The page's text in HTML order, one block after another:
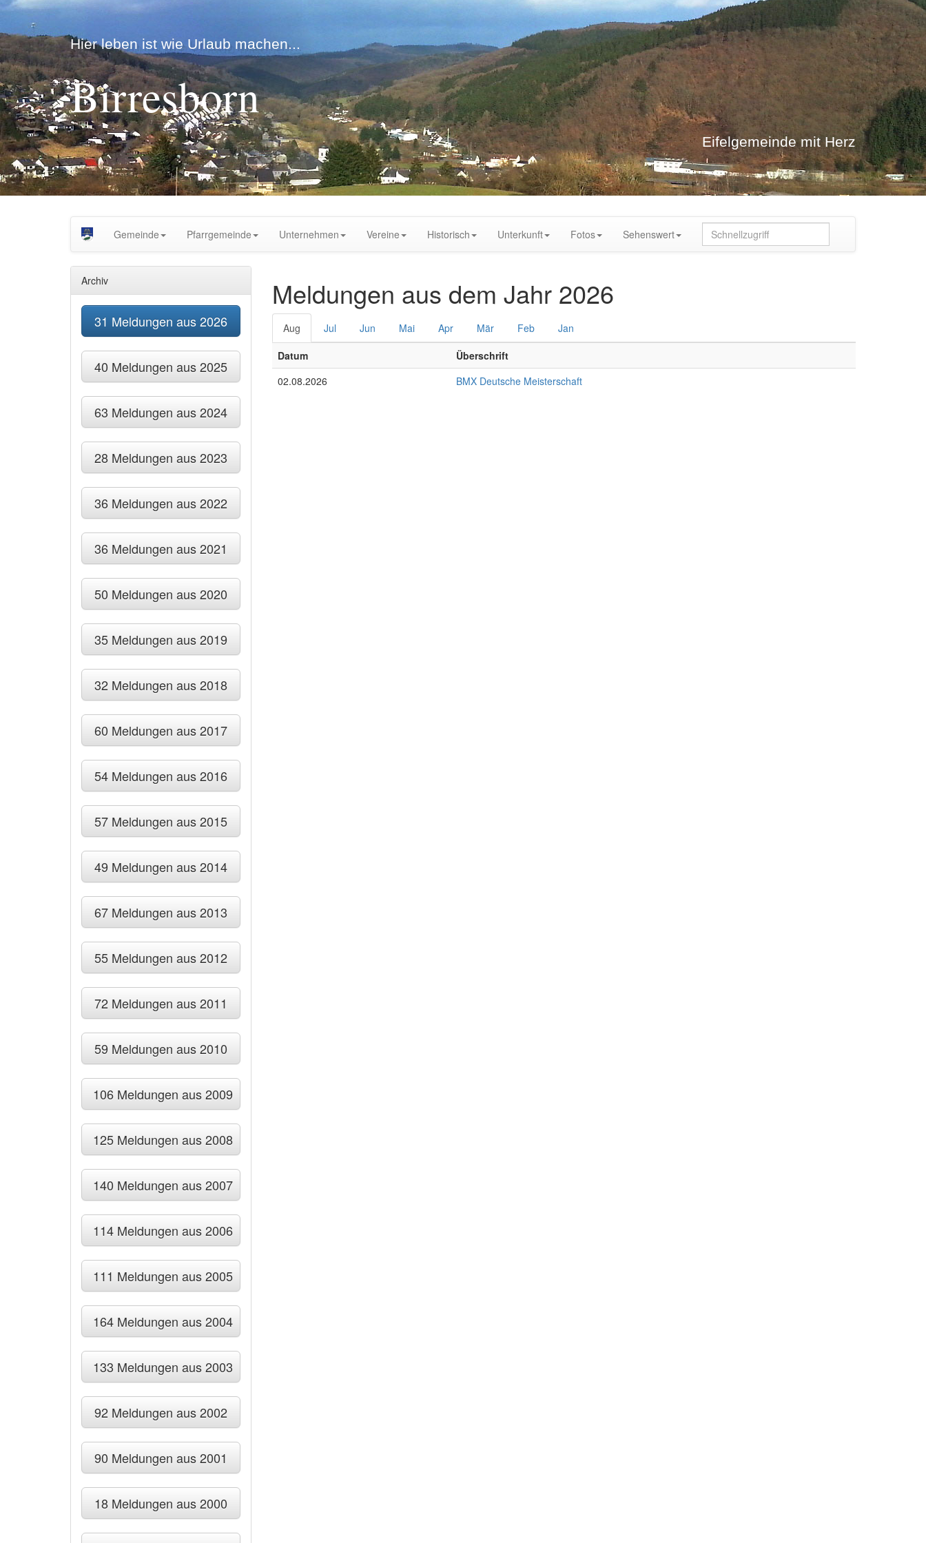
Hier leben ist wie Urlaub machen...
Birresborn
Eifelgemeinde mit Herz
Gemeinde Pfarrgemeinde Unternehmen Vereine Historisch Unterkunft Fotos Sehenswert
Archiv
31 Meldungen aus 2026
40 Meldungen aus 2025
63 Meldungen aus 2024
28 Meldungen aus 2023
36 Meldungen aus 2022
36 Meldungen aus 2021
50 Meldungen aus 2020
35 Meldungen aus 2019
32 Meldungen aus 2018
60 Meldungen aus 2017
54 Meldungen aus 2016
57 Meldungen aus 2015
49 Meldungen aus 2014
67 Meldungen aus 2013
55 Meldungen aus 2012
72 Meldungen aus 2011
59 Meldungen aus 2010
106 Meldungen aus 2009
125 Meldungen aus 2008
140 Meldungen aus 2007
114 Meldungen aus 2006
111 Meldungen aus 2005
164 Meldungen aus 2004
133 Meldungen aus 2003
92 Meldungen aus 2002
90 Meldungen aus 2001
18 Meldungen aus 2000
Meldungen aus dem Jahr 2026
Aug Jul Jun Mai Apr Mär Feb
Jan
Datum
Überschrift
02.08.2026
BMX Deutsche Meisterschaft